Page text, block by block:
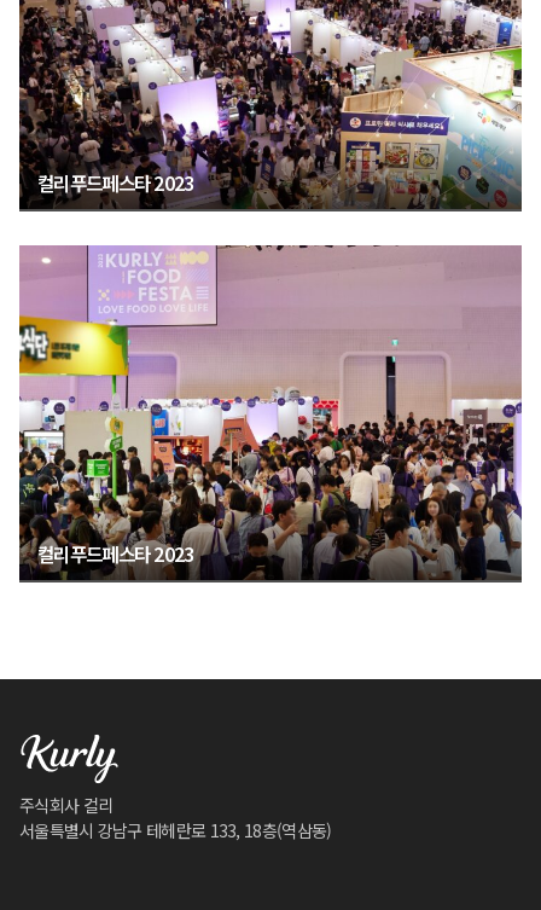
컬리푸드페스타 2023
컬리푸드페스타 2023
주식회사 컬리
서울특별시 강남구 테헤란로 133, 18층(역삼동)